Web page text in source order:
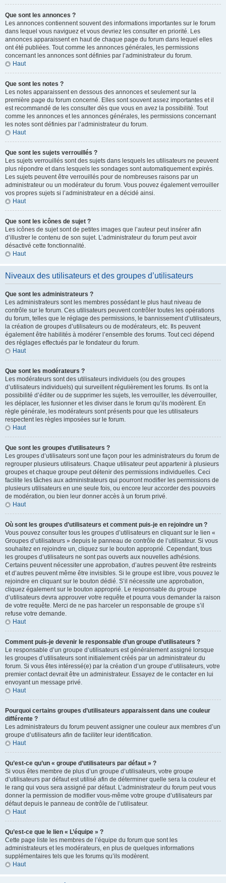
Que sont les annonces ?
Les annonces contiennent souvent des informations importantes sur le forum
dans lequel vous naviguez et vous devriez les consulter en priorité. Les
annonces apparaissent en haut de chaque page du forum dans lequel elles
ont été publiées. Tout comme les annonces générales, les permissions
concernant les annonces sont définies par l’administrateur du forum.
Haut
Que sont les notes ?
Les notes apparaissent en dessous des annonces et seulement sur la
première page du forum concerné. Elles sont souvent assez importantes et il
est recommandé de les consulter dès que vous en avez la possibilité. Tout
comme les annonces et les annonces générales, les permissions concernant
les notes sont définies par l’administrateur du forum.
Haut
Que sont les sujets verrouillés ?
Les sujets verrouillés sont des sujets dans lesquels les utilisateurs ne peuvent
plus répondre et dans lesquels les sondages sont automatiquement expirés.
Les sujets peuvent être verrouillés pour de nombreuses raisons par un
administrateur ou un modérateur du forum. Vous pouvez également verrouiller
vos propres sujets si l’administrateur en a décidé ainsi.
Haut
Que sont les icônes de sujet ?
Les icônes de sujet sont de petites images que l’auteur peut insérer afin
d’illustrer le contenu de son sujet. L’administrateur du forum peut avoir
désactivé cette fonctionnalité.
Haut
Niveaux des utilisateurs et des groupes d’utilisateurs
Que sont les administrateurs ?
Les administrateurs sont les membres possédant le plus haut niveau de
contrôle sur le forum. Ces utilisateurs peuvent contrôler toutes les opérations
du forum, telles que le réglage des permissions, le bannissement d’utilisateurs,
la création de groupes d’utilisateurs ou de modérateurs, etc. Ils peuvent
également être habilités à modérer l’ensemble des forums. Tout ceci dépend
des réglages effectués par le fondateur du forum.
Haut
Que sont les modérateurs ?
Les modérateurs sont des utilisateurs individuels (ou des groupes
d’utilisateurs individuels) qui surveillent régulièrement les forums. Ils ont la
possibilité d’éditer ou de supprimer les sujets, les verrouiller, les déverrouiller,
les déplacer, les fusionner et les diviser dans le forum qu’ils modèrent. En
règle générale, les modérateurs sont présents pour que les utilisateurs
respectent les règles imposées sur le forum.
Haut
Que sont les groupes d’utilisateurs ?
Les groupes d’utilisateurs sont une façon pour les administrateurs du forum de
regrouper plusieurs utilisateurs. Chaque utilisateur peut appartenir à plusieurs
groupes et chaque groupe peut détenir des permissions individuelles. Ceci
facilite les tâches aux administrateurs qui pourront modifier les permissions de
plusieurs utilisateurs en une seule fois, ou encore leur accorder des pouvoirs
de modération, ou bien leur donner accès à un forum privé.
Haut
Où sont les groupes d’utilisateurs et comment puis-je en rejoindre un ?
Vous pouvez consulter tous les groupes d’utilisateurs en cliquant sur le lien «
Groupes d’utilisateurs » depuis le panneau de contrôle de l’utilisateur. Si vous
souhaitez en rejoindre un, cliquez sur le bouton approprié. Cependant, tous
les groupes d’utilisateurs ne sont pas ouverts aux nouvelles adhésions.
Certains peuvent nécessiter une approbation, d’autres peuvent être restreints
et d’autres peuvent même être invisibles. Si le groupe est libre, vous pouvez le
rejoindre en cliquant sur le bouton dédié. S’il nécessite une approbation,
cliquez également sur le bouton approprié. Le responsable du groupe
d’utilisateurs devra approuver votre requête et pourra vous demander la raison
de votre requête. Merci de ne pas harceler un responsable de groupe s’il
refuse votre demande.
Haut
Comment puis-je devenir le responsable d’un groupe d’utilisateurs ?
Le responsable d’un groupe d’utilisateurs est généralement assigné lorsque
les groupes d’utilisateurs sont initialement créés par un administrateur du
forum. Si vous êtes intéressé(e) par la création d’un groupe d’utilisateurs, votre
premier contact devrait être un administrateur. Essayez de le contacter en lui
envoyant un message privé.
Haut
Pourquoi certains groupes d’utilisateurs apparaissent dans une couleur
différente ?
Les administrateurs du forum peuvent assigner une couleur aux membres d’un
groupe d’utilisateurs afin de faciliter leur identification.
Haut
Qu’est-ce qu’un « groupe d’utilisateurs par défaut » ?
Si vous êtes membre de plus d’un groupe d’utilisateurs, votre groupe
d’utilisateurs par défaut est utilisé afin de déterminer quelle sera la couleur et
le rang qui vous sera assigné par défaut. L’administrateur du forum peut vous
donner la permission de modifier vous-même votre groupe d’utilisateurs par
défaut depuis le panneau de contrôle de l’utilisateur.
Haut
Qu’est-ce que le lien « L’équipe » ?
Cette page liste les membres de l’équipe du forum que sont les
administrateurs et les modérateurs, en plus de quelques informations
supplémentaires tels que les forums qu’ils modèrent.
Haut